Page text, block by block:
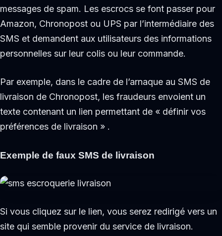
messages de spam. Les escrocs se font passer pour
Amazon, Chronopost ou UPS par l’intermédiaire des
SMS et demandent aux utilisateurs des informations
personnelles sur leur colis ou leur commande.
Par exemple, dans le cadre de l’arnaque au SMS de
livraison de Chronopost, les fraudeurs envoient un
texte contenant un lien permettant de « définir vos
préférences de livraison » .
Exemple de faux SMS de livraison
Si vous cliquez sur le lien, vous serez redirigé vers un
site qui semble provenir du service de livraison.